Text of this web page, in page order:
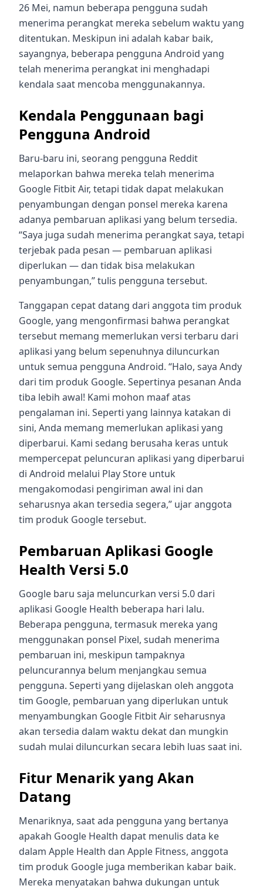
26 Mei, namun beberapa pengguna sudah
menerima perangkat mereka sebelum waktu yang
ditentukan. Meskipun ini adalah kabar baik,
sayangnya, beberapa pengguna Android yang
telah menerima perangkat ini menghadapi
kendala saat mencoba menggunakannya.
Kendala Penggunaan bagi
Pengguna Android
Baru-baru ini, seorang pengguna Reddit
melaporkan bahwa mereka telah menerima
Google Fitbit Air, tetapi tidak dapat melakukan
penyambungan dengan ponsel mereka karena
adanya pembaruan aplikasi yang belum tersedia.
“Saya juga sudah menerima perangkat saya, tetapi
terjebak pada pesan — pembaruan aplikasi
diperlukan — dan tidak bisa melakukan
penyambungan,” tulis pengguna tersebut.
Tanggapan cepat datang dari anggota tim produk
Google, yang mengonfirmasi bahwa perangkat
tersebut memang memerlukan versi terbaru dari
aplikasi yang belum sepenuhnya diluncurkan
untuk semua pengguna Android. “Halo, saya Andy
dari tim produk Google. Sepertinya pesanan Anda
tiba lebih awal! Kami mohon maaf atas
pengalaman ini. Seperti yang lainnya katakan di
sini, Anda memang memerlukan aplikasi yang
diperbarui. Kami sedang berusaha keras untuk
mempercepat peluncuran aplikasi yang diperbarui
di Android melalui Play Store untuk
mengakomodasi pengiriman awal ini dan
seharusnya akan tersedia segera,” ujar anggota
tim produk Google tersebut.
Pembaruan Aplikasi Google
Health Versi 5.0
Google baru saja meluncurkan versi 5.0 dari
aplikasi Google Health beberapa hari lalu.
Beberapa pengguna, termasuk mereka yang
menggunakan ponsel Pixel, sudah menerima
pembaruan ini, meskipun tampaknya
peluncurannya belum menjangkau semua
pengguna. Seperti yang dijelaskan oleh anggota
tim Google, pembaruan yang diperlukan untuk
menyambungkan Google Fitbit Air seharusnya
akan tersedia dalam waktu dekat dan mungkin
sudah mulai diluncurkan secara lebih luas saat ini.
Fitur Menarik yang Akan
Datang
Menariknya, saat ada pengguna yang bertanya
apakah Google Health dapat menulis data ke
dalam Apple Health dan Apple Fitness, anggota
tim produk Google juga memberikan kabar baik.
Mereka menyatakan bahwa dukungan untuk